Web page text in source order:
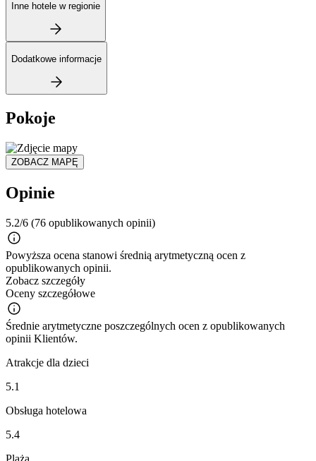
Inne hotele w regionie
Dodatkowe informacje
Pokoje
ZOBACZ MAPĘ
Opinie
5.2/6 (76 opublikowanych opinii)
Powyższa ocena stanowi średnią arytmetyczną ocen z
opublikowanych opinii.
Zobacz szczegóły
Oceny szczegółowe
Średnie arytmetyczne poszczególnych ocen z opublikowanych
opinii Klientów.
Atrakcje dla dzieci
5.1
Obsługa hotelowa
5.4
Plaża